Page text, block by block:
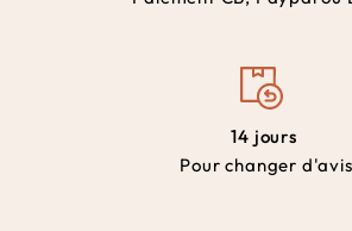
14 jours
Pour changer d'avis